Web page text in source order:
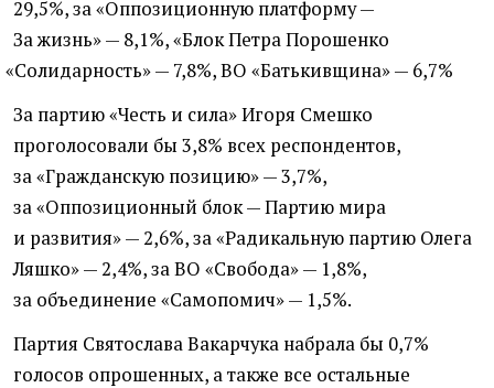
29,5%, за «Оппозиционную платформу —
За жизнь» — 8,1%, «Блок Петра Порошенко
«Солидарность» — 7,8%, ВО «Батькивщина» — 6,7%
За партию«Честь и сила» Игоря Смешко
проголосовали бы 3,8% всех респондентов,
за «Гражданскую позицию» — 3,7%,
за «Оппозиционный блок — Партию мира
и развития» — 2,6%, за «Радикальную партию Олега
Ляшко» — 2,4%, за ВО «Свобода» — 1,8%,
за объединение «Самопомич» — 1,5%.
Партия Святослава Вакарчука набрала бы 0,7%
голосов опрошенных, а также все остальные